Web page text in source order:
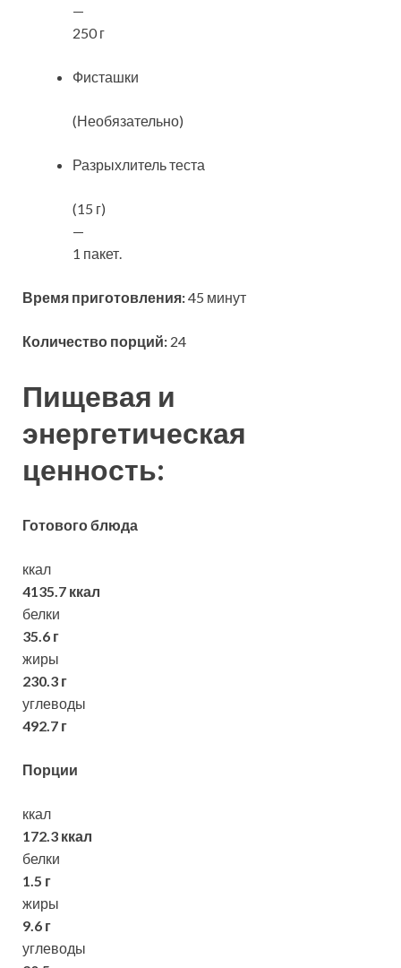
—
250 г
Фисташки
(Необязательно)
Разрыхлитель теста
(15 г)
—
1 пакет.
Время приготовления:45 минут
Количество порций: 24
Пищевая и
энергетическая
ценность:
Готового блюда
ккал
4135.7 ккал
белки
35.6 г
жиры
230.3 г
углеводы
492.7 г
Порции
ккал
172.3 ккал
белки
1.5 г
жиры
9.6 г
углеводы